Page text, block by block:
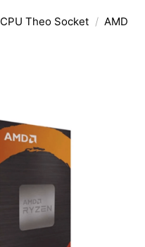
CPU Theo Socket / AMD